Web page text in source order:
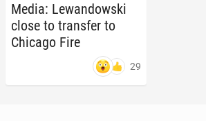
Media: Lewandows­ki
close to trans­fer to
Chicago Fire
29